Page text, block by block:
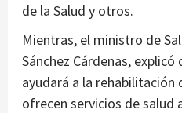
de la Salud y otros.
Mientras, el ministro de
Sánchez Cárdenas,
ayudará a la rehabilitación
ofrecen servicios de salud